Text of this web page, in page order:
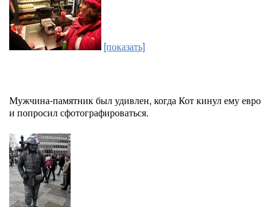
[показать]
Мужчина-памятник был удивлен, когда Кот кинул ему евро
и попросил сфотографироваться.